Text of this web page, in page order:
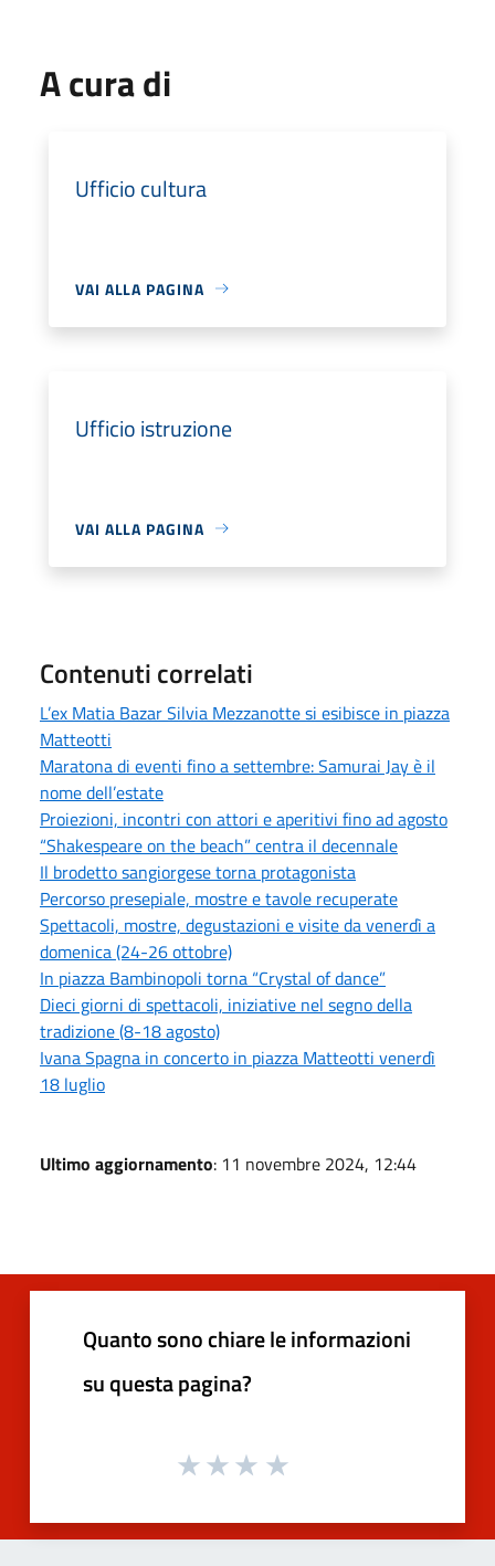
A cura di
Ufficio cultura
VAI ALLA PAGINA
Ufficio istruzione
VAI ALLA PAGINA
Contenuti correlati
L’ex Matia Bazar Silvia Mezzanotte si esibisce in piazza
Matteotti
Maratona di eventi fino a settembre: Samurai Jay è il
nome dell’estate
Proiezioni, incontri con attori e aperitivi fino ad agosto
“Shakespeare on the beach” centra il decennale
Il brodetto sangiorgese torna protagonista
Percorso presepiale, mostre e tavole recuperate
Spettacoli, mostre, degustazioni e visite da venerdì a
domenica (24-26 ottobre)
In piazza Bambinopoli torna “Crystal of dance”
Dieci giorni di spettacoli, iniziative nel segno della
tradizione (8-18 agosto)
Ivana Spagna in concerto in piazza Matteotti venerdì
18 luglio
Ultimo aggiornamento: 11 novembre 2024, 12:44
Quanto sono chiare le informazioni
su questa pagina?